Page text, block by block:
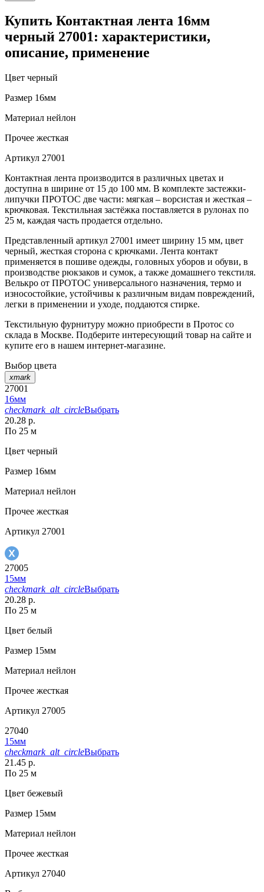
Купить Контактная лента 16мм
черный 27001: характеристики,
описание, применение
Цвет черный
Размер 16мм
Материал нейлон
Прочее жесткая
Артикул 27001
Контактная лента производится в различных цветах и
доступна в ширине от 15 до 100 мм. В комплекте застежки-
липучки ПРОТОС две части: мягкая – ворсистая и жесткая –
крючковая. Текстильная застёжка поставляется в рулонах по
25 м, каждая часть продается отдельно.
Представленный артикул 27001 имеет ширину 15 мм, цвет
черный, жесткая сторона с крючками. Лента контакт
применяется в пошиве одежды, головных уборов и обуви, в
производстве рюкзаков и сумок, а также домашнего текстиля.
Велькро от ПРОТОС универсального назначения, термо и
износостойкие, устойчивы к различным видам повреждений,
легки в применении и уходе, поддаются стирке.
Текстильную фурнитуру можно приобрести в Протос со
склада в Москве. Подберите интересующий товар на сайте и
купите его в нашем интернет-магазине.
Выбор цвета
xmark
27001
16мм
checkmark_alt_circleВыбрать
20.28 р.
По 25 м
Цвет черный
Размер 16мм
Материал нейлон
Прочее жесткая
Артикул 27001
27005
15мм
checkmark_alt_circleВыбрать
20.28 р.
По 25 м
Цвет белый
Размер 15мм
Материал нейлон
Прочее жесткая
Артикул 27005
27040
15мм
checkmark_alt_circleВыбрать
21.45 р.
По 25 м
Цвет бежевый
Размер 15мм
Материал нейлон
Прочее жесткая
Артикул 27040